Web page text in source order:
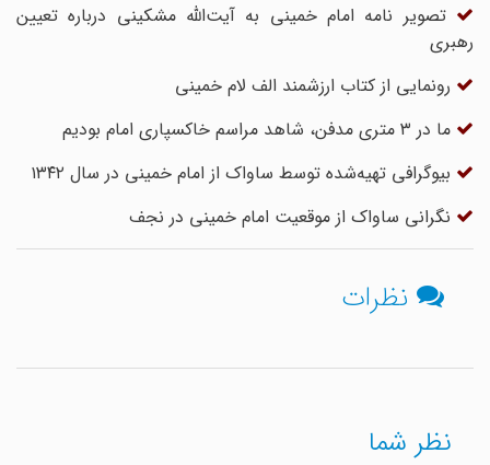
تصویر نامه امام خمینی به آیت‌الله مشکینی درباره تعیین
رهبری
رونمایی از کتاب ارزشمند الف لام خمینی
ما در ۳ متری مدفن، شاهد مراسم خاکسپاری امام بودیم
بیوگرافی تهیه‌شده توسط ساواک از امام خمینی در سال ۱۳۴۲
نگرانی ساواک از موقعیت امام خمینی در نجف
نظرات
نظر شما